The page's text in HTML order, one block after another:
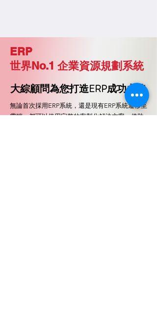
ERP
世界No.1 企業資源規劃系統
大綜顧問為您打造ERP成功之路
無論首次採用ERP系統，還是現有ERP系統遷移至
雲端，都可以使用完整的客製化解決方案，借助